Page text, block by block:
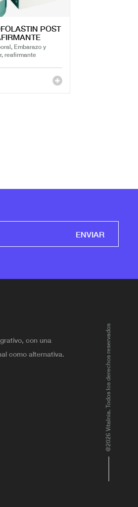
POST
Embarazo y
reafirmante
ENVIAR
con una
como alternativa.
@2026 Vitalnia. Todos los derechos reservados